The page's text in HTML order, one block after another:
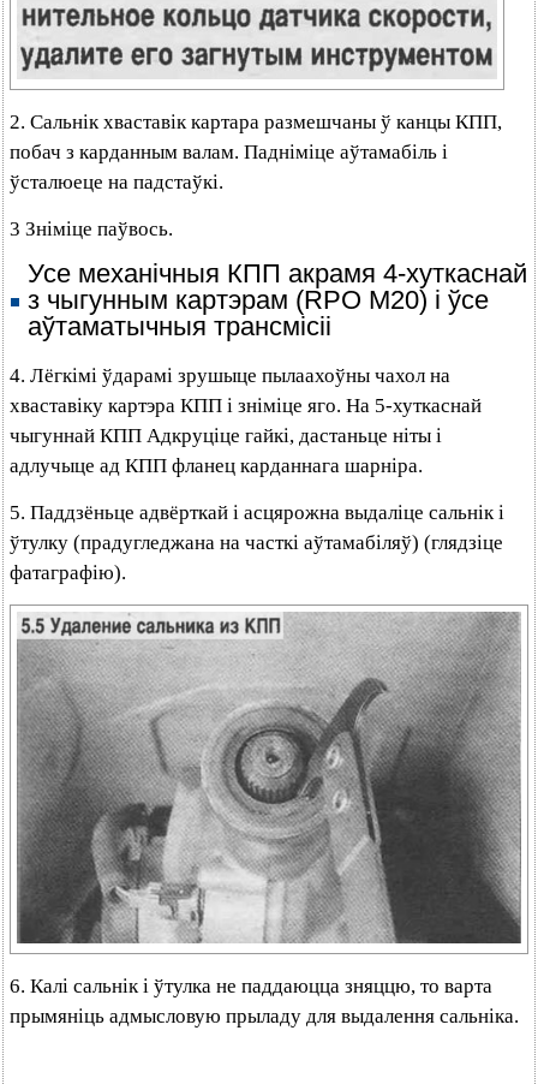
2. Сальнік хваставік картара размешчаны ў канцы КПП,
побач з карданным валам. Падніміце аўтамабіль і
ўсталюеце на падстаўкі.
3 Зніміце паўвось.
Усе механічныя КПП акрамя 4-хуткаснай
з чыгунным картэрам (RPO М20) і ўсе
аўтаматычныя трансмісіі
4. Лёгкімі ўдарамі зрушыце пылаахоўны чахол на
хваставіку картэра КПП і зніміце яго. На 5-хуткаснай
чыгуннай КПП Адкруціце гайкі, дастаньце ніты і
адлучыце ад КПП фланец карданнага шарніра.
5. Паддзёньце адвёрткай і асцярожна выдаліце сальнік і
ўтулку (прадугледжана на часткі аўтамабіляў) (глядзіце
фатаграфію).
6. Калі сальнік і ўтулка не паддаюцца зняццю, то варта
прымяніць адмысловую прыладу для выдалення сальніка.